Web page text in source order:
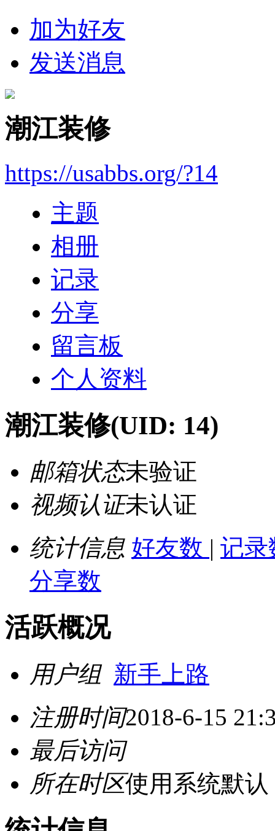
加为好友
发送消息
潮江装修
https://usabbs.org/?14
主题
相册
记录
分享
留言板
个人资料
潮江装修(UID: 14)
邮箱状态未验证
视频认证未认证
统计信息 好友数 | 记
分享数
活跃概况
用户组 新手上路
注册时间2018-6-15
最后访问
所在时区使用系统默认